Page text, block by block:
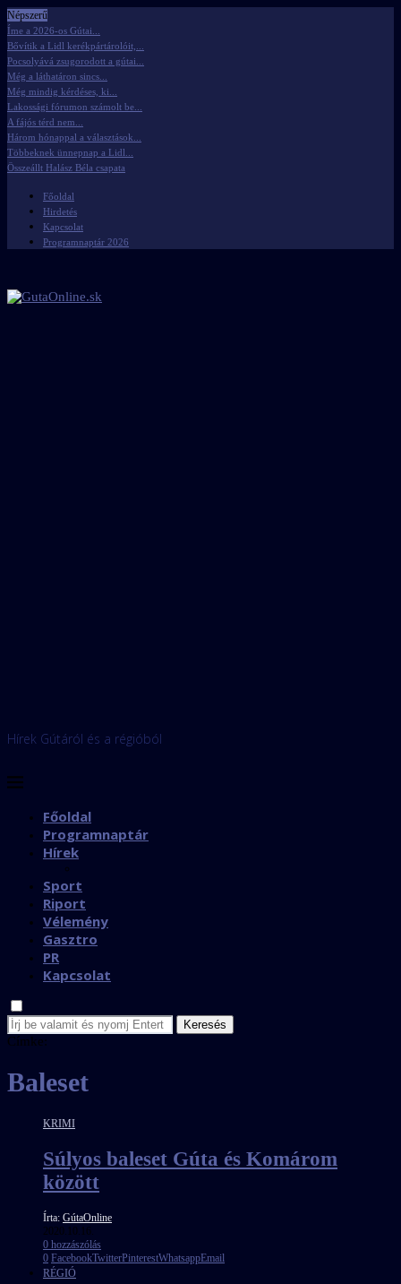
Népszerű
Íme a 2026-os Gútai...
Bővítik a Lidl kerékpártárolóit,...
Pocsolyává zsugorodott a gútai...
Még a láthatáron sincs...
Még mindig kérdéses, ki...
Lakossági fórumon számolt be...
A fájós térd nem...
Három hónappal a választások...
Többeknek ünnepnap a Lidl...
Összeállt Halász Béla csapata
Főoldal
Hirdetés
Kapcsolat
Programnaptár 2026
Hírek Gútáról és a régióból
Főoldal
Programnaptár
Hírek
Sport
Riport
Vélemény
Gasztro
PR
Kapcsolat
Keresés
Címke:
Baleset
KRIMI
Súlyos baleset Gúta és Komárom
között
Írta: GútaOnline
2020.10.16.
0 hozzászólás
0 FacebookTwitterPinterestWhatsappEmail
RÉGIÓ